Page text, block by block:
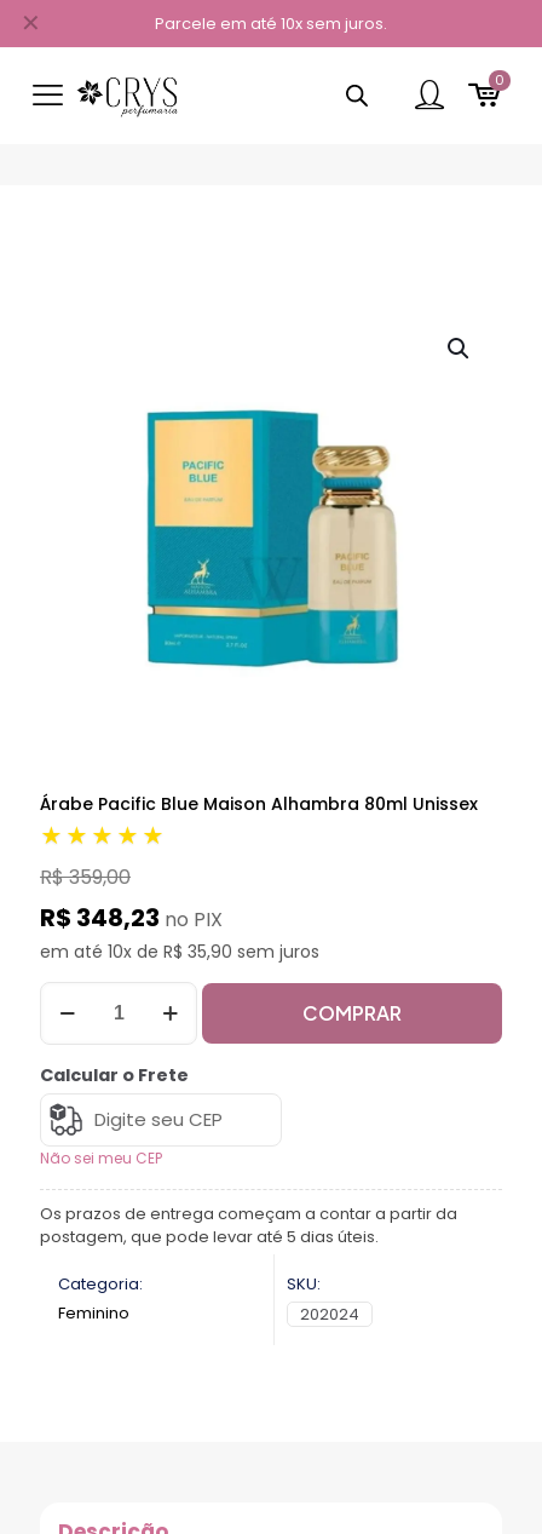
Parcele em até 10x sem juros.
✕
0
Árabe Pacific Blue Maison Alhambra 80ml Unissex
★★★★★
R$ 359,00
R$ 348,23 no PIX
em até 10x de R$ 35,90 sem juros
COMPRAR
Calcular o Frete
Não sei meu CEP
Os prazos de entrega começam a contar a partir da
postagem, que pode levar até 5 dias úteis.
Categoria:
Feminino
SKU:
202024